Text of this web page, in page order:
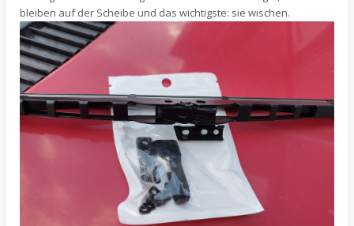
bleiben auf der Scheibe und das wichtigste: sie wischen.